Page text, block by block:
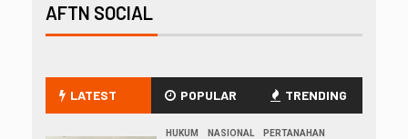
AFTN SOCIAL
LATEST POPULAR TRENDING
HUKUM NASIONAL PERTANAHAN